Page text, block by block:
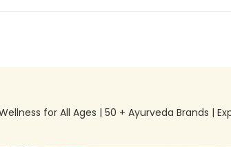
for All Ages | 50 + Ayurveda Brands |